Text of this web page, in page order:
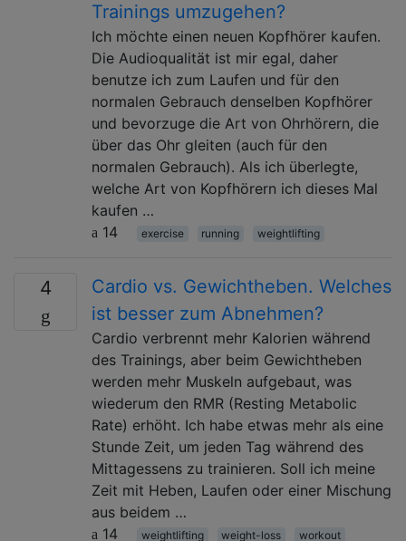
Trainings umzugehen?
Ich möchte einen neuen Kopfhörer kaufen.
Die Audioqualität ist mir egal, daher
benutze ich zum Laufen und für den
normalen Gebrauch denselben Kopfhörer
und bevorzuge die Art von Ohrhörern, die
über das Ohr gleiten (auch für den
normalen Gebrauch). Als ich überlegte,
welche Art von Kopfhörern ich dieses Mal
kaufen …
14
exercise running weightlifting
4
Cardio vs. Gewichtheben. Welches
ist besser zum Abnehmen?
Cardio verbrennt mehr Kalorien während
des Trainings, aber beim Gewichtheben
werden mehr Muskeln aufgebaut, was
wiederum den RMR (Resting Metabolic
Rate) erhöht. Ich habe etwas mehr als eine
Stunde Zeit, um jeden Tag während des
Mittagessens zu trainieren. Soll ich meine
Zeit mit Heben, Laufen oder einer Mischung
aus beidem …
14
weightlifting weight-loss
workout